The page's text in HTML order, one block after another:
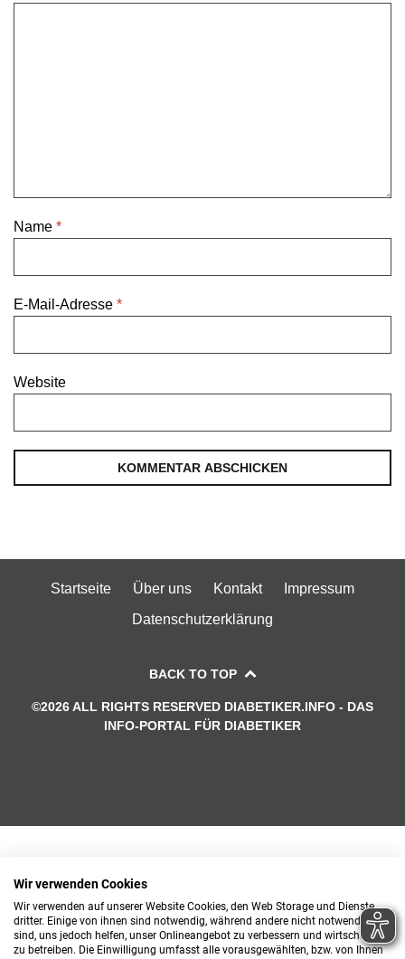
Name *
E-Mail-Adresse *
Website
Startseite Über uns Kontakt
Impressum
Datenschutzerklärung
BACK TO TOP
©2026 ALL RIGHTS RESERVED DIABETIKER.INFO - DAS
INFO-PORTAL FÜR DIABETIKER
Wir verwenden Cookies
Wir verwenden auf unserer Website Cookies, den Web Storage und Dienste
dritter. Einige von ihnen sind notwendig, während andere nicht notwendig
sind, uns jedoch helfen, unser Onlineangebot zu verbessern und wirtschaftlich
zu betreiben. Die Einwilligung umfasst alle vorausgewählten, bzw. von Ihnen